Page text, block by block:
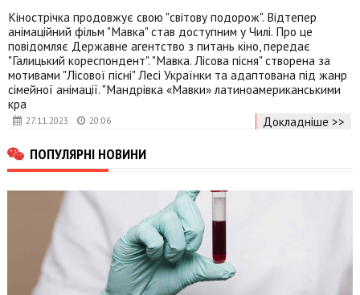
27.11.2023 20:06
Кінострічка продовжує свою "світову подорож". Відтепер
анімаційний фільм "Мавка" став доступним у Чилі. Про це
повідомляє Державне агентство з питань кіно, передає
"Галицький кореспондент". "Мавка. Лісова пісня" створена за
мотивами "Лісової пісні" Лесі Українки та адаптована під жанр
сімейної анімації. "Мандрівка «Мавки» латиноамериканськими
кра
Докладніше >>
ПОПУЛЯРНІ НОВИНИ